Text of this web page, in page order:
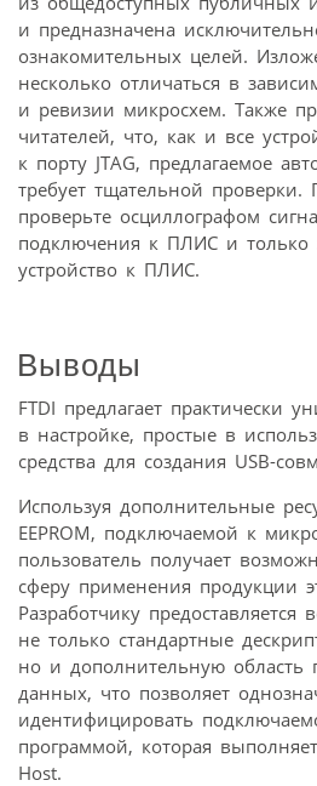
и предназначена
ознакомительных целей.
несколько отличаться в
и ревизии микросхем. Также
читателей, что, как и все
к порту JTAG, предлагаемое
требует тщательной проверки.
проверьте осциллографом
подключения к ПЛИС и только
устройство к ПЛИС.
Выводы
FTDI предлагает практически
в настройке, простые в
средства для создания USB-
Используя дополнительные
EEPROM, подключаемой к
пользователь получает
сферу применения продукции
Разработчику предоставляется
не только стандартные
но и дополнительную область
данных, что позволяет
идентифицировать
программой, которая
Host.